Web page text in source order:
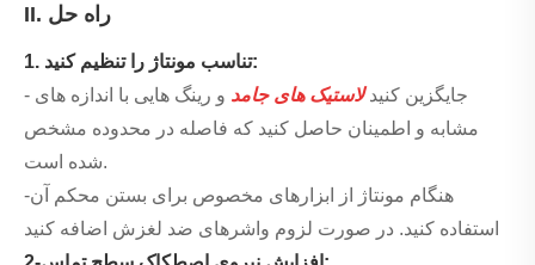
II. راه حل
1. تناسب مونتاژ را تنظیم کنید:
- جایگزین کنید لاستیک های جامد و رینگ هایی با اندازه های
مشابه و اطمینان حاصل کنید که فاصله در محدوده مشخص
شده است.
-هنگام مونتاژ از ابزارهای مخصوص برای بستن محکم آن
استفاده کنید. در صورت لزوم واشرهای ضد لغزش اضافه کنید